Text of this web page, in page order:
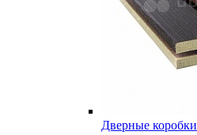
Дверные коробки